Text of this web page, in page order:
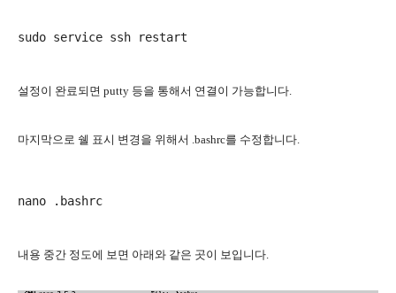
sudo service ssh restart
설정이 완료되면 putty 등을 통해서 연결이 가능합니다.
마지막으로 쉘 표시 변경을 위해서 .bashrc를 수정합니다.
nano .bashrc
내용 중간 정도에 보면 아래와 같은 곳이 보입니다.